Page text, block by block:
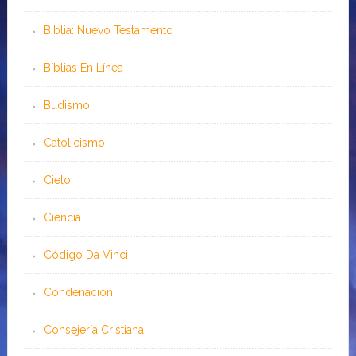
Biblia: Nuevo Testamento
Bíblias En Línea
Budismo
Catolicismo
Cielo
Ciencia
Código Da Vinci
Condenación
Consejería Cristiana